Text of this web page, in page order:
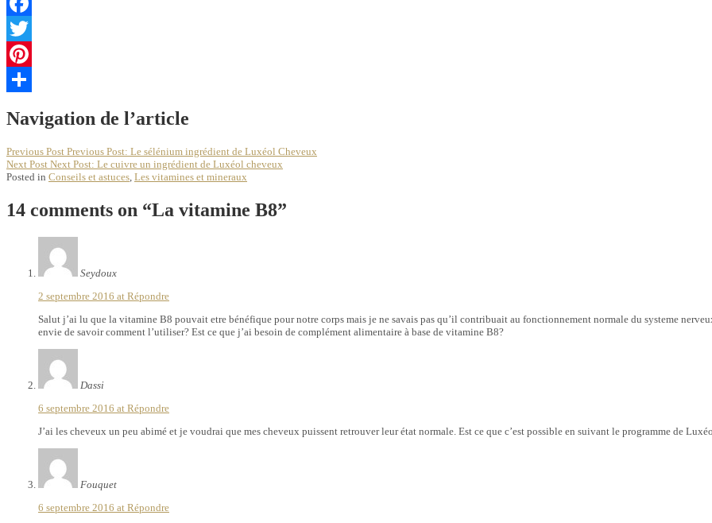
Facebook
Twitter
Pinterest
Navigation de l’article
Previous Post Previous Post: Le sélénium ingrédient de Luxéol Cheveux
Next Post Next Post: Le cuivre un ingrédient de Luxéol cheveux
Posted in Conseils et astuces Les vitamines et mineraux
14 comments on “La vitamine B8”
Seydoux
2 septembre 2016 at Répondre
Salut j’ai lu que la vitamine B8 pouvait etre bénéfique pour notre corps mais je ne savais pas qu’il contribuait au fonctionnement normale du systeme
envie de savoir comment l’utiliser? Est ce que j’ai besoin de complément alimentaire à base de vitamine B8?
Dassi
6 septembre 2016 at Répondre
J’ai les cheveux un peu abimé et je voudrai que mes cheveux puissent retrouver leur état normale. Est ce que c’est possible en suivant le programme de
Fouquet
6 septembre 2016 at Répondre